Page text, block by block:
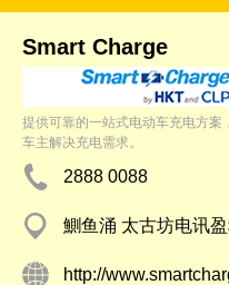
Smart Charge
提供可靠的一站式电动车充电方
车主解决充电需求。
2888 0088
鰂鱼涌 太古坊电讯
http://